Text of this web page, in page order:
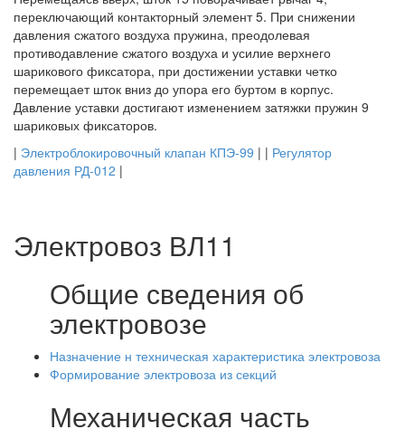
переключающий контакторный элемент 5. При снижении
давления сжатого воздуха пружина, преодолевая
противодавление сжатого воздуха и усилие верхнего
шарикового фиксатора, при достижении уставки четко
перемещает шток вниз до упора его буртом в корпус.
Давление уставки достигают изменением затяжки пружин 9
шариковых фиксаторов.
| Электроблокировочный клапан КПЭ-99 | | Регулятор
давления РД-012 |
Электровоз ВЛ11
Общие сведения об
электровозе
Назначение н техническая характеристика электровоза
Формирование электровоза из секций
Механическая часть